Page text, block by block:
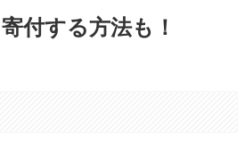
付する方法も！